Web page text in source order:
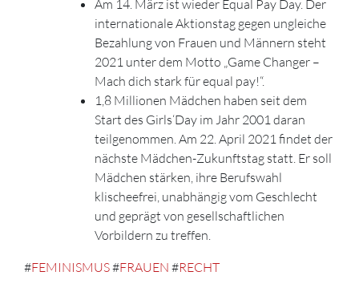
Am 14. März ist wieder Equal Pay Day. Der
internationale Aktionstag gegen ungleiche
Bezahlung von Frauen und Männern steht
2021 unter dem Motto „Game Changer –
Mach dich stark für equal pay!“.
1,8 Millionen Mädchen haben seit dem
Start des Girls‘Day im Jahr 2001 daran
teilgenommen. Am 22. April 2021 findet der
nächste Mädchen-Zukunftstag statt. Er soll
Mädchen stärken, ihre Berufswahl
klischeefrei, unabhängig vom Geschlecht
und geprägt von gesellschaftlichen
Vorbildern zu treffen.
#FEMINISMUS#FRAUEN #RECHT